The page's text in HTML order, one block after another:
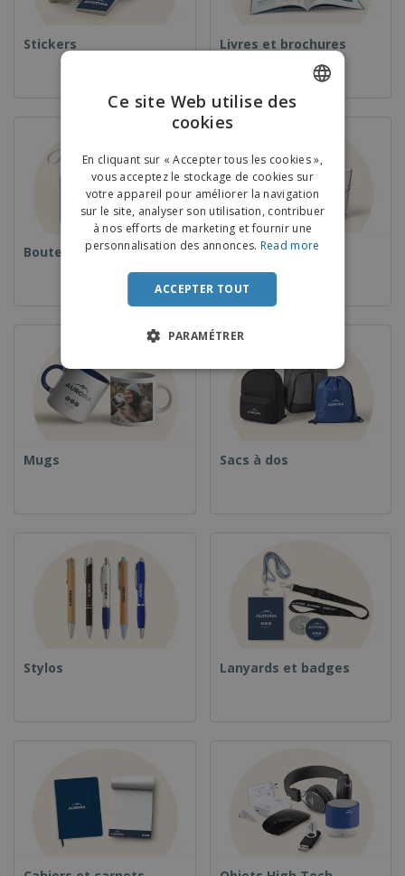
Stickers Livres et brochures
Bouteilles Verres
Mugs Sacs à dos
Stylos Lanyards et badges
DUTCH
PORTUGUESE
SPANISH
ITALIAN
Ce site Web utilise des
cookies
En cliquant sur « Accepter tous les cookies »,
vous acceptez le stockage de cookies sur
votre appareil pour améliorer la navigation
sur le site, analyser son utilisation, contribuer
à nos efforts de marketing et fournir une
personnalisation des annonces. Read more
ACCEPTER TOUT
PARAMÉTRER